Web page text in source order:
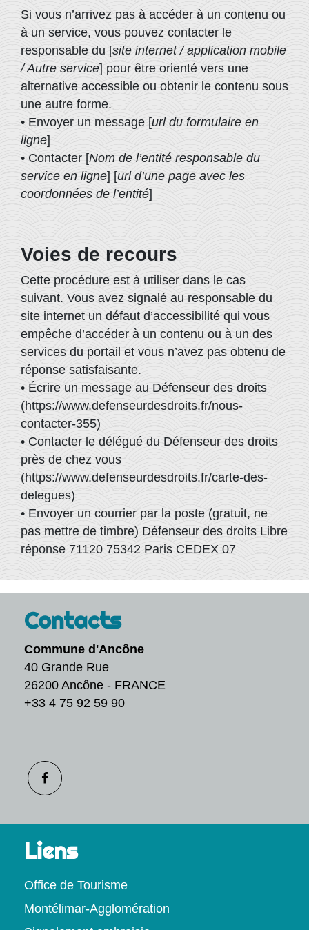
Si vous n’arrivez pas à accéder à un contenu ou
à un service, vous pouvez contacter le
responsable du [site internet / application mobile
/ Autre service] pour être orienté vers une
alternative accessible ou obtenir le contenu sous
une autre forme.
• Envoyer un message [url du formulaire en
ligne]
• Contacter [Nom de l’entité responsable du
service en ligne] [url d’une page avec les
coordonnées de l’entité]
Voies de recours
Cette procédure est à utiliser dans le cas
suivant. Vous avez signalé au responsable du
site internet un défaut d’accessibilité qui vous
empêche d’accéder à un contenu ou à un des
services du portail et vous n’avez pas obtenu de
réponse satisfaisante.
• Écrire un message au Défenseur des droits
(https://www.defenseurdesdroits.fr/nous-
contacter-355)
• Contacter le délégué du Défenseur des droits
près de chez vous
(https://www.defenseurdesdroits.fr/carte-des-
delegues)
• Envoyer un courrier par la poste (gratuit, ne
pas mettre de timbre) Défenseur des droits Libre
réponse 71120 75342 Paris CEDEX 07
Contacts
Commune d'Ancône
40 Grande Rue
26200 Ancône - FRANCE
+33 4 75 92 59 90
Liens
Office de Tourisme
Montélimar-Agglomération